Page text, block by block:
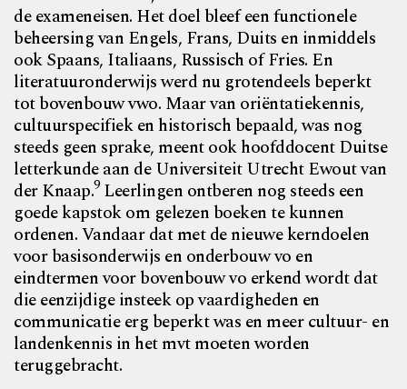
de exameneisen. Het doel bleef een functionele
beheersing van Engels, Frans, Duits en inmiddels
ook Spaans, Italiaans, Russisch of Fries. En
literatuuronderwijs werd nu grotendeels beperkt
tot bovenbouw vwo. Maar van oriëntatiekennis,
cultuurspecifiek en historisch bepaald, was nog
steeds geen sprake, meent ook hoofddocentDuitse
letterkunde aan de Universiteit Utrecht Ewout van
der Knaap.9Leerlingen ontberen nog steeds een
goede kapstok om gelezen boeken te kunnen
ordenen. Vandaar dat met de nieuwe kerndoelen
voor basisonderwijs en onderbouw vo en
eindtermen voor bovenbouw vo erkend wordt dat
die eenzijdige insteek op vaardigheden en
communicatie erg beperkt was en meer cultuur- en
landenkennis in het mvt moeten worden
teruggebracht.